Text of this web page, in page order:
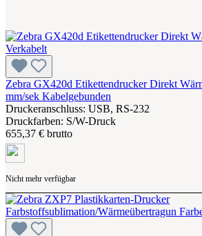
Zebra GX420d Etikettendrucker Direkt
mm/sek Kabelgebunden
Druckeranschluss: USB, RS-232
Druckfarben: S/W-Druck
655,37 € brutto
Nicht mehr verfügbar